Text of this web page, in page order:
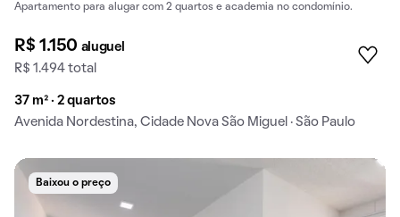
Apartamento para alugar com 2 quartos e academia no condomínio.
R$ 1.150 aluguel
R$ 1.494 total
37 m² · 2 quartos
Avenida Nordestina, Cidade Nova São Miguel · São Paulo
Baixou o preço